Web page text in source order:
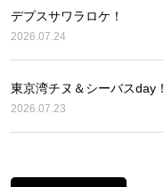
デプスサワラロケ！
2026.07.24
東京湾チヌ＆シーバスday！
2026.07.23